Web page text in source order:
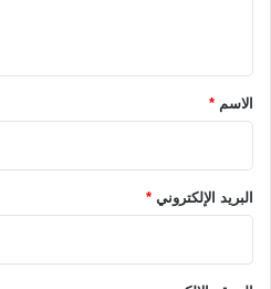
*الاسم *
البريد الإلكتروني *